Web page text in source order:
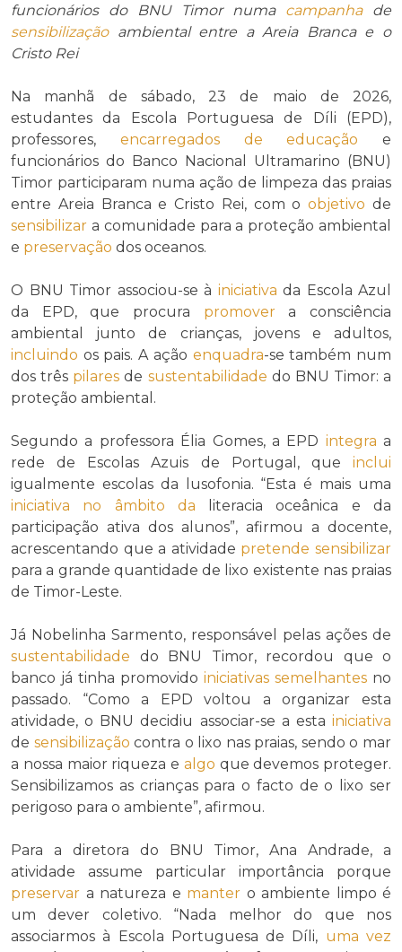
funcionários do BNU Timor numa campanhade
sensibilizaçãoambiental entre a Areia Branca e o
Cristo Rei
Na manhã de sábado, 23 de maio de 2026,
estudantes da Escola Portuguesa de Díli (EPD),
professores, encarregados de educação e
funcionários do Banco Nacional Ultramarino (BNU)
Timor participaram numa ação de limpeza das praias
entre Areia Branca e Cristo Rei, com oobjetivo de
sensibilizar a comunidade para a proteção ambiental
e preservação dos oceanos.
O BNU Timor associou-se à iniciativa da Escola Azul
da EPD, que procura promovera consciência
ambiental junto de crianças, jovens e adultos,
incluindo os pais. A ação enquadra-se também num
dos três pilares de sustentabilidade do BNU Timor: a
proteção ambiental.
Segundo a professora Élia Gomes, a EPD integra a
rede de Escolas Azuis de Portugal, que inclui
igualmente escolas da lusofonia. “Esta é mais uma
iniciativa
no âmbito da literacia oceânica e da
participação ativa dos alunos”, afirmou a docente,
acrescentando que a atividade pretende sensibilizar
para a grande quantidade de lixo existente nas praias
de Timor-Leste.
Já Nobelinha Sarmento, responsável pelas ações de
sustentabilidade do BNU Timor, recordou que o
banco já tinha promovido iniciativas semelhantes no
passado. “Como a EPD voltou a organizar esta
atividade, o BNU decidiu associar-se a esta iniciativa
de sensibilização contra o lixo nas praias, sendo o mar
a nossa maior riqueza e algo que devemos proteger.
Sensibilizamos as crianças para o facto de o lixo ser
perigoso para o ambiente”, afirmou.
Para a diretora do BNU Timor, Ana Andrade, a
atividade assume particular importância porque
preservar a natureza e manter o ambiente limpo é
um dever coletivo. “Nada melhor do que nos
associarmos à Escola Portuguesa de Díli, uma vez